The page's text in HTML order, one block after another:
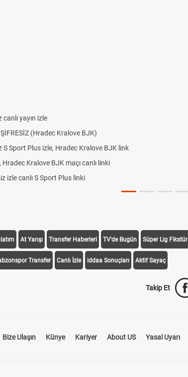
yayın izle
(Hradec Kralove BJK)
Sport Plus izle, Hradec Kralove BJK link
Kralove BJK maçı canlı linki
izle canlı S Sport Plus linki
At Yarışı Transfer Haberleri TV'de Bugün Süper Lig Fikstür
Transfer Canlı İzle iddaa Sonuçları Aktif Sayaç
Takip Et
Bize Ulaşın Künye Kariyer About US Yasal Uyarı